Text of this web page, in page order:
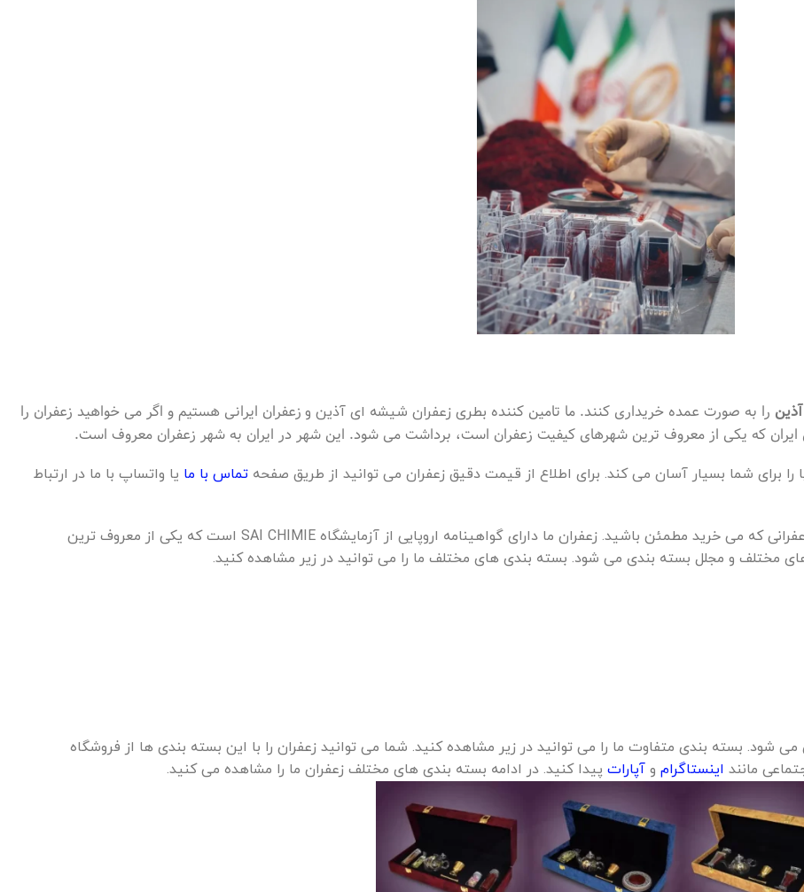
را به صورت عمده خریداری کنند. ما تامین کننده بطری زعفران شیشه ای آذین و زعفران ایرانی هستیم و اگر می خواهید زعفران را
که یکی از معروف ترین شهرهای کیفیت زعفران است، برداشت می شود. این شهر در ایران به شهر زعفران معروف است.
برای شما بسیار آسان می کند. برای اطلاع از قیمت دقیق زعفران می توانید از طریق صفحه تماس با ما یا واتساپ با ما در ارتباط
وقتی می خواهید زعفران را به صورت عمده بخرید باید از کیفیت زعفرانی که می خرید مطمئن باشید. زعفران ما دارای گواهینامه اروپایی از آزمایشگاه SAI CHIMIE است که یکی از معروف ترین
مختلف و مجلل بسته بندی می شود. بسته بندی های مختلف ما را می توانید در زیر مشاهده کنید.
بسته بندی متفاوت ما را می توانید در زیر مشاهده کنید. شما می توانید زعفران را با این بسته بندی ها از فروشگاه
مانند اینستاگرام و آپارات پیدا کنید. در ادامه بسته بندی های مختلف زعفران ما را مشاهده می کنید.